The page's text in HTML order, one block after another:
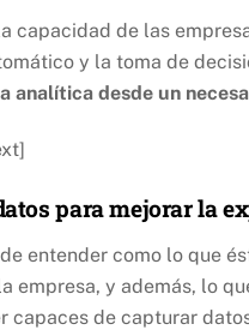
capacidad de las
y la toma de
analítica desde un
para mejorar la
entender como lo que
empresa, y además, lo
capaces de capturar